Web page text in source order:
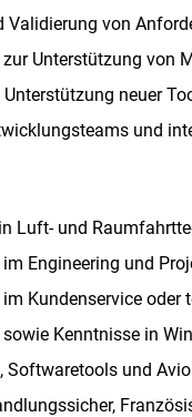
Validierung von
Unterstützung von
neuer
und
Luft- und
Engineering und
Kundenservice oder
Kenntnisse in
Softwaretools und